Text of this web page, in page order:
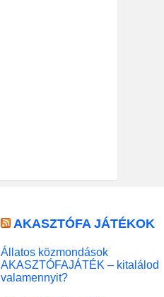
AKASZTÓFA JÁTÉKOK
Állatos közmondások
AKASZTÓFAJÁTÉK – kitalálod
valamennyit?